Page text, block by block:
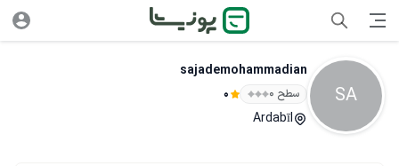
SA
sajademohammadian
سطح ۰ 0
Ardabīl